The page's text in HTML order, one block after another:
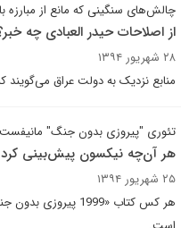
چالش‌های سنگینی که مانع از مبارزه
از اصلاحات حیدر العبادی چه
۲۸ شهریور ۱۳۹۴
منابع نزدیک به دولت عراق
تئوری "پیروزی بدون جنگ"
هر آن‌چه نیکسون پیش‌بینی کرد
۲۵ شهریور ۱۳۹۴
هر کس کتاب «1999